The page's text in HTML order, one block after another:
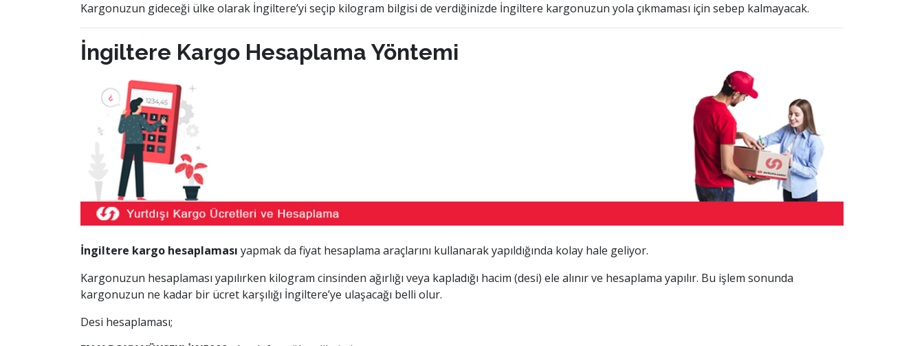
Kargonuzun gideceği ülke olarak İngiltere’yi seçip kilogram bilgisi de verdiğinizde İngiltere kargonuzun yola çıkmaması için sebep kalmayacak.
İngiltere Kargo Hesaplama Yöntemi
İngiltere kargo hesaplaması yapmak da fiyat hesaplama araçlarını kullanarak yapıldığında kolay hale geliyor.
Kargonuzun hesaplaması yapılırken kilogram cinsinden ağırlığı veya kapladığı hacim (desi) ele alınır ve hesaplama yapılır. Bu işlem sonunda
kargonuzun ne kadar bir ücret karşılığı İngiltere’ye ulaşacağı belli olur.
Desi hesaplaması;